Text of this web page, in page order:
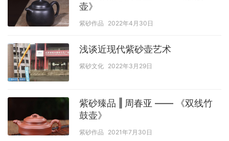
壶》
紫砂作品 2022年4月30日
浅谈近现代紫砂壶艺术
紫砂文化 2022年3月29日
紫砂臻品 ‖ 周春亚 —— 《双线竹
鼓壶》
紫砂作品 2021年7月30日